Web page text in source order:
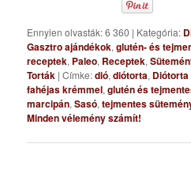
Ennyien olvasták: 6 360 | Kategória:
Gasztro ajándékok,glutén- és
receptek, Paleo, Receptek,
Torták |Címke:dió,diótorta,
fahéjas krémmel,glutén és
marcipán,Sasó,tejmentes
Minden vélemény számít!